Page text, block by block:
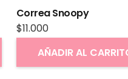
Correa Snoopy
$11.000
AÑADIR AL